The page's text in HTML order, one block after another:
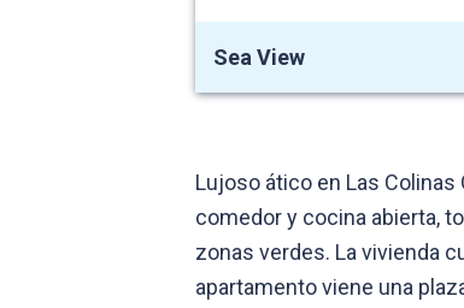
Sea View
Lujoso ático en Las
comedor y cocina abierta,
zonas verdes. La vivienda
apartamento viene una